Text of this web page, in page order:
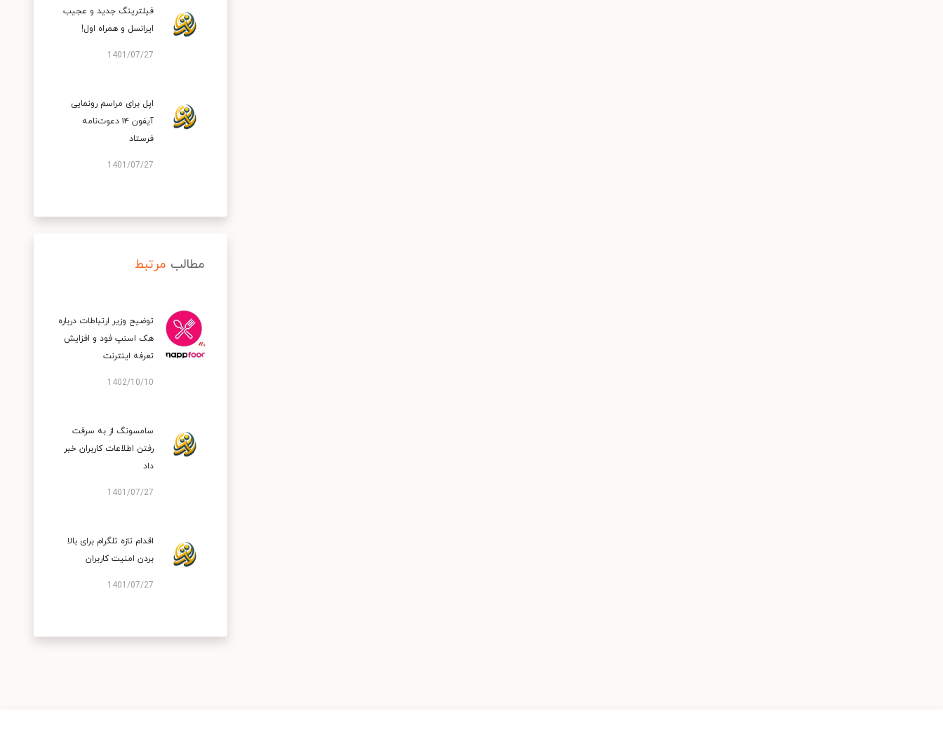
فیلترینگ جدید و عجیب
ایرانسل و همراه اول!
1401/07/27
اپل برای مراسم رونمایی
آیفون ۱۴ دعوت‌نامه
فرستاد
1401/07/27
مطالب مرتبط
توضیح وزیر ارتباطات درباره
هک اسنپ‌ فود و افزایش
تعرفه اینترنت
1402/10/10
سامسونگ از به سرقت
رفتن اطلاعات کاربران خبر
داد
1401/07/27
اقدام تازه تلگرام برای بالا
بردن امنیت کاربران
1401/07/27